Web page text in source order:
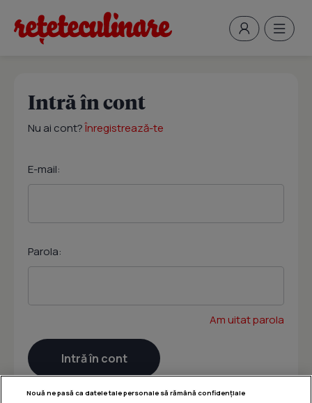
Intră în cont
Nu ai cont?Înregistrează-te
E-mail:
Parola:
Am uitat parola
Nouă ne pasă ca datele tale personale să rămână confidențiale